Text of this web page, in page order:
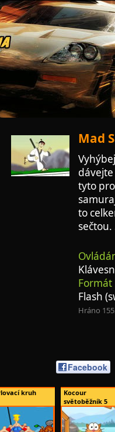
Mad
tyto
to
sečtou.
Flash
Hráno
Facebook
kruh
Kocour
světoběžník 5